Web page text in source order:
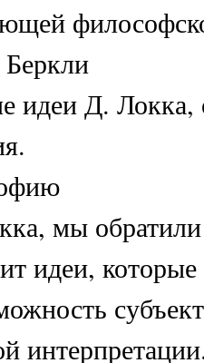
идеи Д.
мы
идеи,